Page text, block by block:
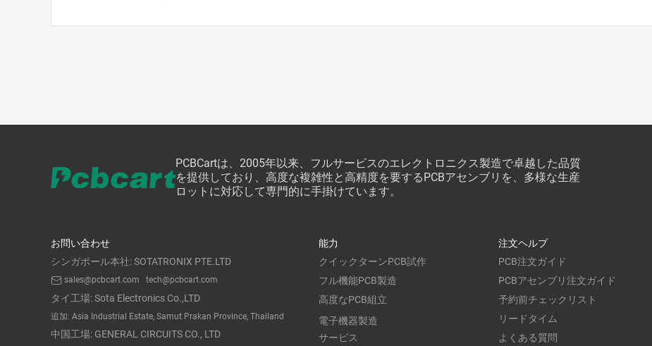
PCBCartは、2005年以来、フルサービスのエレクトロニクス製造で卓越した品質
を提供しており、高度な複雑性と高精度を要するPCBアセンブリを、多様な生産
ロットに対応して専門的に手掛けています。
お問い合わせ
シンガポール本社: SOTATRONIX PTE.LTD
sales@pcbcart.com tech@pcbcart.com
タイ工場: Sota Electronics Co.,LTD
追加: Asia Industrial Estate, Samut Prakan Province, Thailand
中国工場: GENERAL CIRCUITS CO., LTD
能力
クイックターンPCB試作
フル機能PCB製造
高度なPCB組立
電子機器製造
サービス
注文ヘルプ
PCB注文ガイド
PCBアセンブリ注文ガイド
予約前チェックリスト
リードタイム
よくある質問